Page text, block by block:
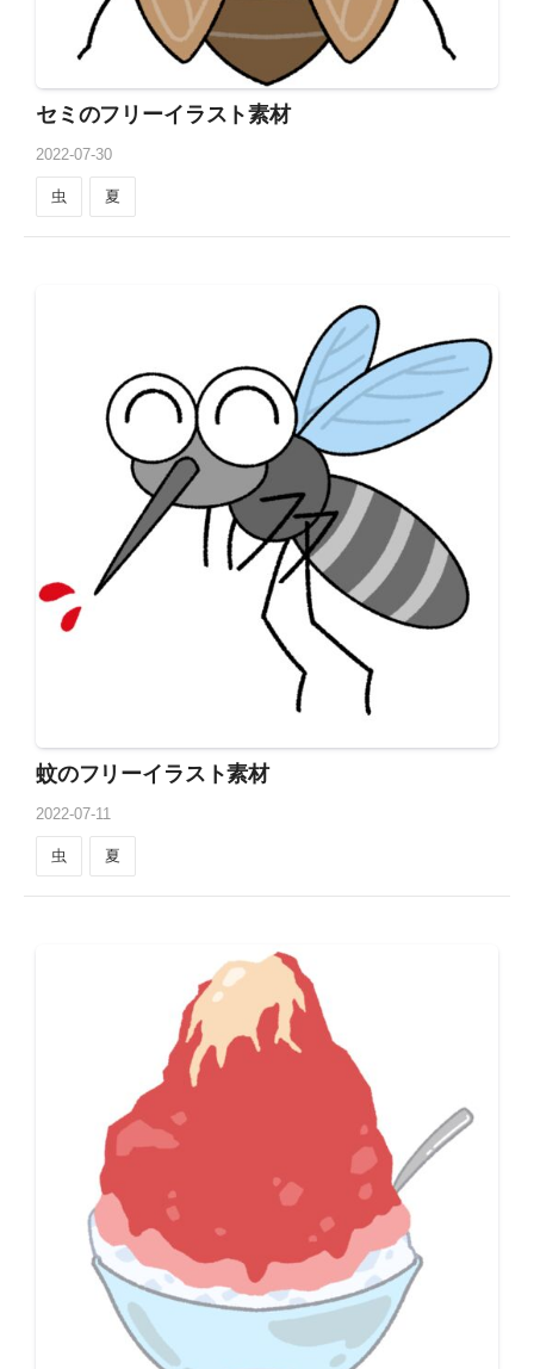
2022-07-30
セミのフリーイラスト素材
虫 夏
2022-07-11
蚊のフリーイラスト素材
虫 夏